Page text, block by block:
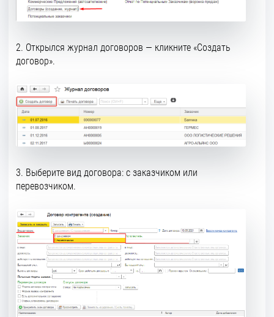
2. Открылся журнал договоров — кликните «Создать
договор».
3. Выберите вид договора: с заказчиком или
перевозчиком.